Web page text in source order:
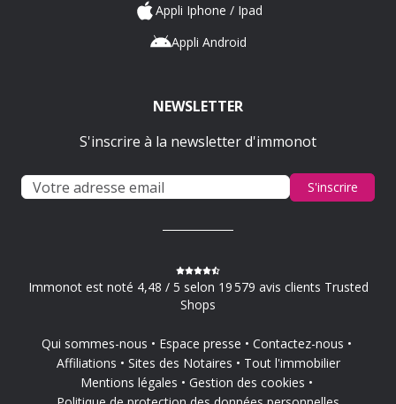
Appli Iphone / Ipad
Appli Android
NEWSLETTER
S'inscrire à la newsletter d'immonot
S'inscrire
Immonot est noté 4,48 / 5 selon 19 579 avis clients Trusted
Shops
Qui sommes-nous Espace presse
Contactez-nous
Affiliations
Sites des Notaires
Tout l'immobilier
Mentions légales
Gestion des cookies